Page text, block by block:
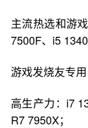
主流热选和游
7500F、i5
游戏发烧友专
高生产力：i7
R7 7950X；